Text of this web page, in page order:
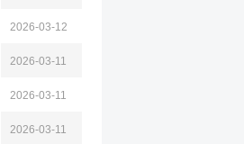
2026-03-12
2026-03-11
2026-03-11
2026-03-11